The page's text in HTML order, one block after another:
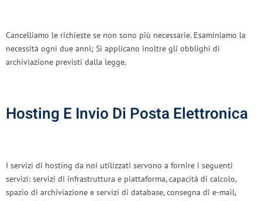
Cancelliamo le richieste se non sono più necessarie. Esaminiamo la
necessità ogni due anni; Si applicano inoltre gli obblighi di
archiviazione previsti dalla legge.
Hosting E Invio Di Posta Elettronica
I servizi di hosting da noi utilizzati servono a fornire i seguenti
servizi: servizi di infrastruttura e piattaforma, capacità di calcolo,
spazio di archiviazione e servizi di database, consegna di e-mail,